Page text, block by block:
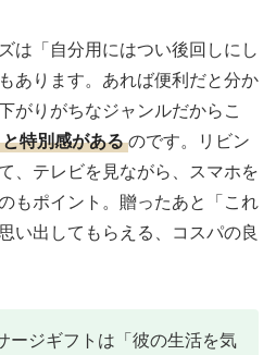
は「自分用にはつい後回しにし
あります。あれば便利だと分か
がりがちなジャンルだからこ
特別感があるのです。リビン
、テレビを見ながら、スマホを
もポイント。贈ったあと「これ
い出してもらえる、コスパの良
ージギフトは「彼の生活を気